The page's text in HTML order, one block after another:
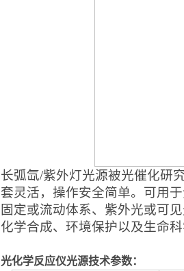
长弧氙/紫外灯光源被光催化研
套灵活，操作安全简单。可用
固定或流动体系、紫外光或可
化学合成、环境保护以及生命科
光化学反应仪光源技术参数：